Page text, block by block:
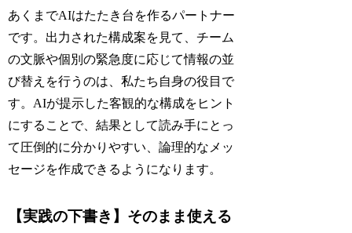
あくまでAIはたたき台を作るパートナー
です。出力された構成案を見て、チーム
の文脈や個別の緊急度に応じて情報の並
び替えを行うのは、私たち自身の役目で
す。AIが提示した客観的な構成をヒント
にすることで、結果として読み手にとっ
て圧倒的に分かりやすい、論理的なメッ
セージを作成できるようになります。
【実践の下書き】そのまま使える